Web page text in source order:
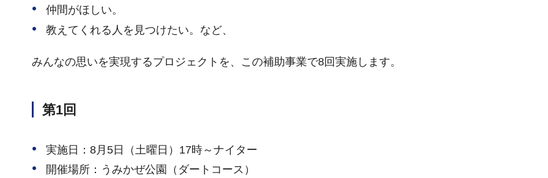
仲間がほしい。
教えてくれる人を見つけたい。など、
みんなの思いを実現するプロジェクトを、この補助事業で8回実施します。
第1回
実施日：8月5日（土曜日）17時～ナイター
開催場所：うみかぜ公園（ダートコース）